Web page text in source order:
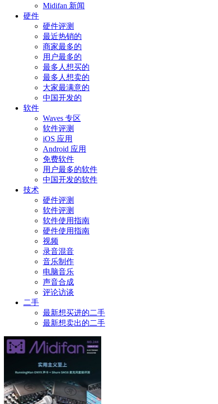
Midifan 新闻
硬件
硬件评测
最近热销的
商家最多的
用户最多的
最多人想买的
最多人想卖的
大家最满意的
中国开发的
软件
Waves 专区
软件评测
iOS 应用
Android 应用
免费软件
用户最多的软件
中国开发的软件
技术
硬件评测
软件评测
软件使用指南
硬件使用指南
视频
录音混音
音乐制作
电脑音乐
声音合成
评论访谈
二手
最新想买进的二手
最新想卖出的二手